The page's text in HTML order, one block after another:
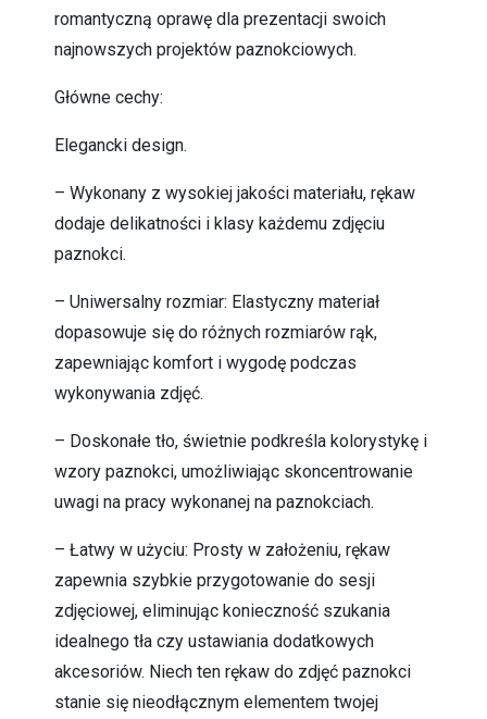
romantyczną oprawę dla prezentacji swoich
najnowszych projektów paznokciowych.
Główne cechy:
Elegancki design.
– Wykonany z wysokiej jakości materiału, rękaw
dodaje delikatności i klasy każdemu zdjęciu
paznokci.
– Uniwersalny rozmiar: Elastyczny materiał
dopasowuje się do różnych rozmiarów rąk,
zapewniając komfort i wygodę podczas
wykonywania zdjęć.
– Doskonałe tło, świetnie podkreśla kolorystykę i
wzory paznokci, umożliwiając skoncentrowanie
uwagi na pracy wykonanej na paznokciach.
– Łatwy w użyciu: Prosty w założeniu, rękaw
zapewnia szybkie przygotowanie do sesji
zdjęciowej, eliminując konieczność szukania
idealnego tła czy ustawiania dodatkowych
akcesoriów. Niech ten rękaw do zdjęć paznokci
stanie się nieodłącznym elementem twojej